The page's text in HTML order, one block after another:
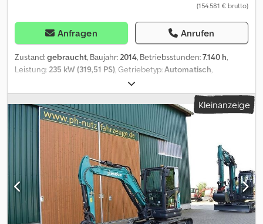
(154.581 € brutto)
Anfragen Anrufen
Zustand:gebraucht, Baujahr: 2014, Betriebsstunden:7.140 h,
Leistung: 235 kW (319,51 PS) , Getriebetyp:Automatisch
, Hinterreifengröße:
Reifengröße:710/75R42, Ausstattung:Allradantrieb,
Bordcomputer, Druckluftbremse, Kabine, Klimaanlage,
Bereifung (v):710/60R34, Bereifung (h):710/75R42,
Betriebsstunden:7140, Motor-Zylinderanzahl:6, Steuergerät -
Doppelt wirkend (4x), Dreipunkt / Heckhubwerkanhängung,
Elektronische Hubwerksregelung (EHR), Frontgewichte,
Gefederte Vorderachse, Luftgefederter Sitz, Radio,
Rundumleuchte, Lastabhängiger Zusatz-Hydraulikkreis (Power
Beyond, Load Sensing)_____Anzahl Zylinder: 6Arbeitsscheinwerfer:
jaBetriebsstunden: 7140Bordcomputer: jaDruckluftbremse: jaEHR:
jaKabinenfederung: FederungKlimaanlage:
Kleinanzeige